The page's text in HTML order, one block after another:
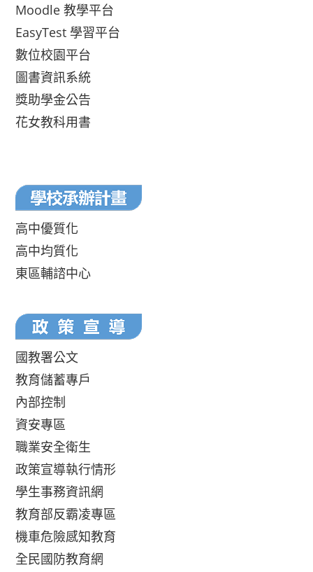
Moodle 教學平台
EasyTest 學習平台
數位校園平台
圖書資訊系統
獎助學金公告
花女教科用書
高中優質化
高中均質化
東區輔諮中心
國教署公文
教育儲蓄專戶
內部控制
資安專區
職業安全衛生
政策宣導執行情形
學生事務資訊網
教育部反霸凌專區
機車危險感知教育
全民國防教育網